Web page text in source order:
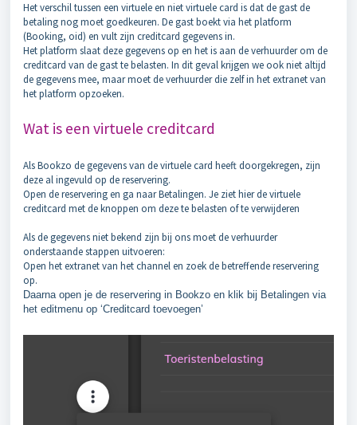
Het verschil tussen een virtuele en niet virtuele card is dat de gast de
betaling nog moet goedkeuren. De gast boekt via het platform
(Booking, oid) en vult zijn creditcard gegevens in.
Het platform slaat deze gegevens op en het is aan de verhuurder om de
creditcard van de gast te belasten. In dit geval krijgen we ook niet altijd
de gegevens mee, maar moet de verhuurder die zelf in het extranet van
het platform opzoeken.
Wat is een virtuele creditcard
Als Bookzo de gegevens van de virtuele card heeft doorgekregen, zijn
deze al ingevuld op de reservering.
Open de reservering en ga naar Betalingen. Je ziet hier de virtuele
creditcard met de knoppen om deze te belasten of te verwijderen
Als de gegevens niet bekend zijn bij ons moet de verhuurder
onderstaande stappen uitvoeren:
Open het extranet van het channel en zoek de betreffende reservering
op.
Daarna open je de reservering in Bookzo en klik bij Betalingen via
het editmenu op ‘Creditcard toevoegen’